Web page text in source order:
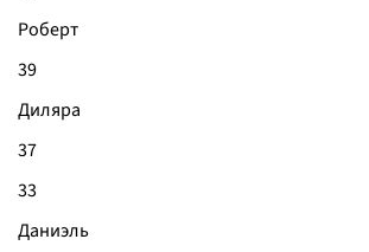
Роберт
39
Диляра
37
33
Даниэль